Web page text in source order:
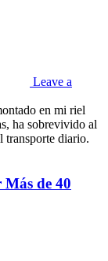
Leave a
en mi riel
ha sobrevivido al
transporte diario.
Más de 40